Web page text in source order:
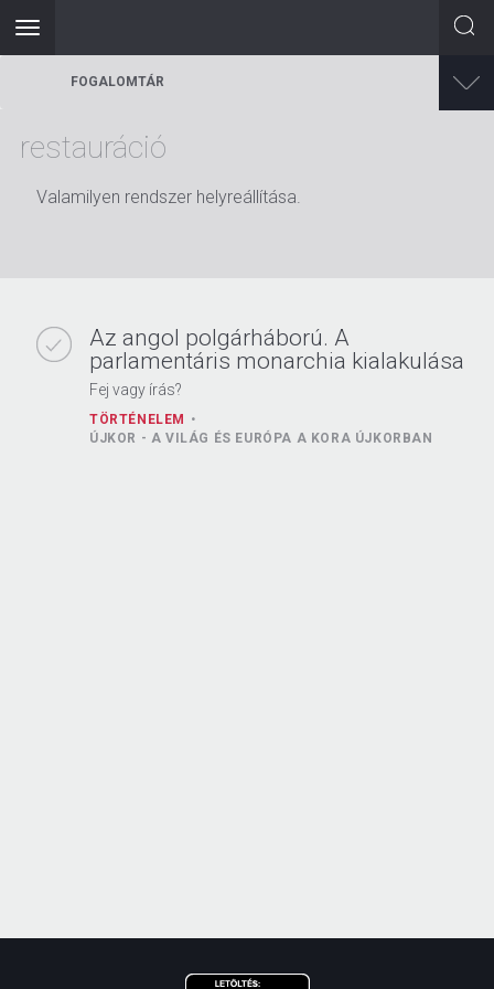
Toggle
navigation
FOGALOMTÁR
restauráció
Valamilyen rendszer helyreállítása.
Az angol polgárháború. A
parlamentáris monarchia kialakulása
Fej vagy írás?
TÖRTÉNELEM
ÚJKOR - A VILÁG ÉS EURÓPA A KORA ÚJKORBAN